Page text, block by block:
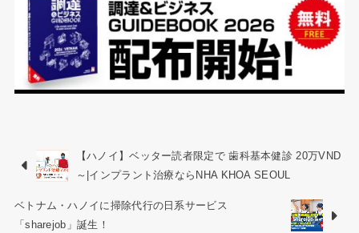
【ハノイ】ベッター読者限定で 歯科基本健診 20万VND
～|インプラント治療ならNHA KHOA SEOUL
ベトナム・ハノイに掃除代行の日系サービス
「sharejob」誕生！